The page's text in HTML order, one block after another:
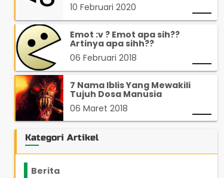
10 Februari 2020
Emot :v ? Emot apa sih??
Artinya apa sihh??
06 Februari 2018
7 Nama Iblis Yang Mewakili
Tujuh Dosa Manusia
06 Maret 2018
Kategori Artikel
Berita